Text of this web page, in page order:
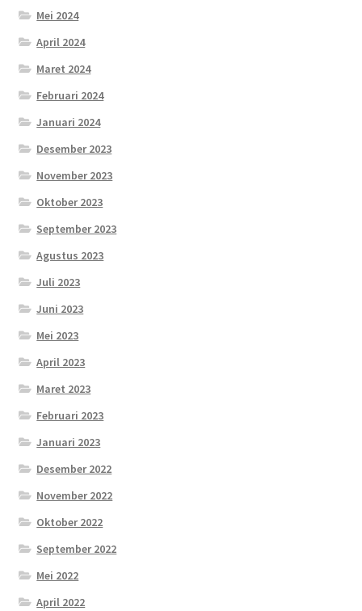
Mei 2024
April 2024
Maret 2024
Februari 2024
Januari 2024
Desember 2023
November 2023
Oktober 2023
September 2023
Agustus 2023
Juli 2023
Juni 2023
Mei 2023
April 2023
Maret 2023
Februari 2023
Januari 2023
Desember 2022
November 2022
Oktober 2022
September 2022
Mei 2022
April 2022